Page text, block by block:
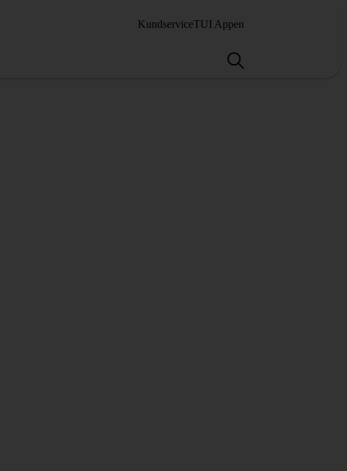
KundserviceTUI Appen